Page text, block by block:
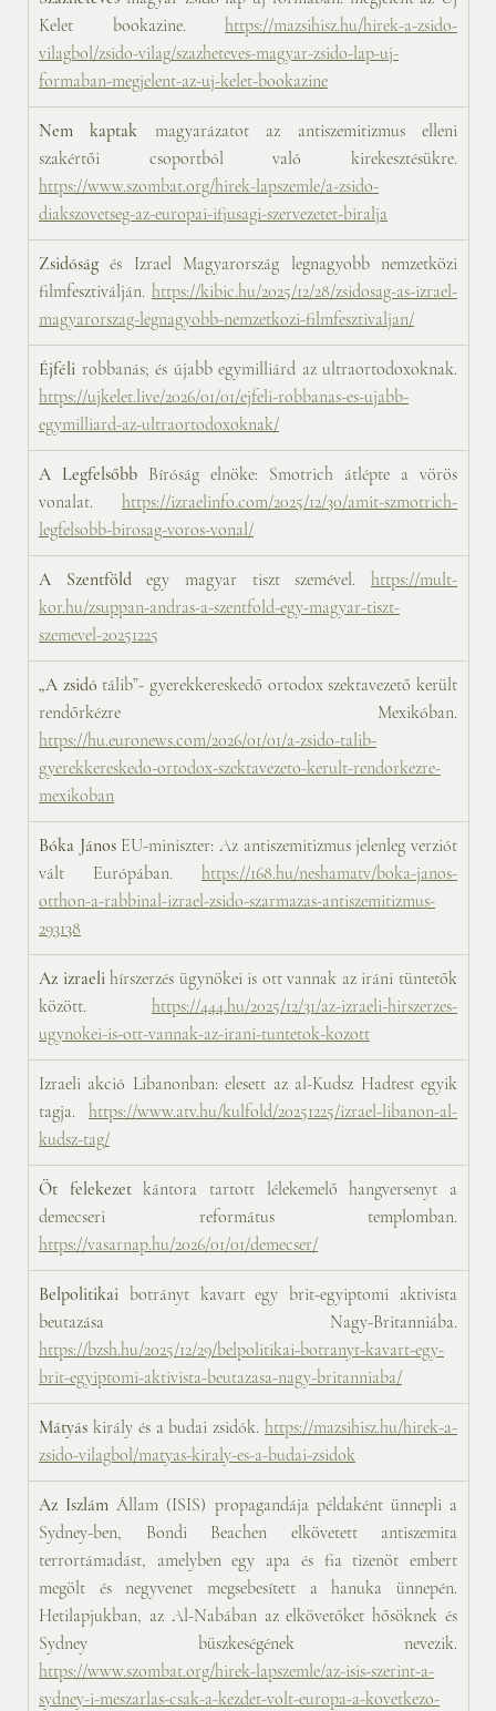
Kelet bookazine. https://mazsihisz.hu/hirek-a-zsido-
vilagbol/zsido-vilag/szazheteves-magyar-zsido-lap-uj-
formaban-megjelent-az-uj-kelet-bookazine
Nem kaptak magyarázatot az antiszemitizmus elleni
https://www.szombat.org/hirek-lapszemle/a-zsido-
diakszovetseg-az-europai-ifjusagi-szervezetet-biralja
Zsidóság és Izrael Magyarország legnagyobb nemzetközi
filmfesztiválján. https://kibic.hu/2025/12/28/zsidosag-as-izrael-
magyarorszag-legnagyobb-nemzetkozi-filmfesztivaljan/
Éjféli
https://ujkelet.live/2026/01/01/ejfeli-robbanas-es-ujabb-
egymilliard-az-ultraortodoxoknak/
A Legfelsőbb Bíróság elnöke: Smotrich átlépte a vörös
vonalat. https://izraelinfo.com/2025/12/30/amit-szmotrich-
legfelsobb-birosag-voros-vonal/
A Szentföld egy magyar tiszt szemével. https://mult-
kor.hu/zsuppan-andras-a-szentfold-egy-magyar-tiszt-
szemevel-20251225
„A zsidó tálib”- gyerekkereskedő ortodox szektavezető került
https://hu.euronews.com/2026/01/01/a-zsido-talib-
gyerekkereskedo-ortodox-szektavezeto-kerult-rendorkezre-
mexikoban
Bóka János EU-miniszter: Az antiszemitizmus jelenleg verziót
vált Európában. https://168.hu/neshamatv/boka-janos-
otthon-a-rabbinal-izrael-zsido-szarmazas-antiszemitizmus-
293138
Az izraeli hírszerzés ügynökei is ott vannak az iráni tüntetők
között. https://444.hu/2025/12/31/az-izraeli-hirszerzes-
ugynokei-is-ott-vannak-az-irani-tuntetok-kozott
Izraeli akció Libanonban: elesett az al-Kudsz Hadtest egyik
tagja. https://www.atv.hu/kulfold/20251225/izrael-libanon-al-
kudsz-tag/
Öt felekezet kántora tartott lélekemelő hangversenyt a
https://vasarnap.hu/2026/01/01/demecser/
Belpolitikai botrányt kavart egy brit-egyiptomi aktivista
https://bzsh.hu/2025/12/29/belpolitikai-botranyt-kavart-egy-
brit-egyiptomi-aktivista-beutazasa-nagy-britanniaba/
Mátyás király és a budai zsidók. https://mazsihisz.hu/hirek-a-
zsido-vilagbol/matyas-kiraly-es-a-budai-zsidok
Az Iszlám Állam (ISIS) propagandája példaként ünnepli a
Sydney-ben, Bondi Beachen elkövetett antiszemita
terrortámadást, amelyben egy apa és fia tizenöt embert
megölt és negyvenet megsebesített a hanuka ünnepén.
Hetilapjukban, az Al-Nabában az elkövetőket hősöknek és
https://www.szombat.org/hirek-lapszemle/az-isis-szerint-a-
sydney-i-meszarlas-csak-a-kezdet-volt-europa-a-kovetkezo-